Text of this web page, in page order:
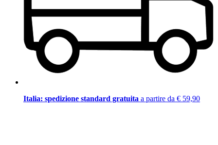
Italia: spedizione standard gratuita a partire da € 59,90